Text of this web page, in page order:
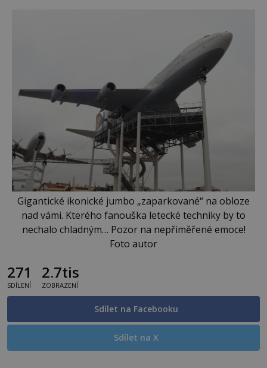
Gigantické ikonické jumbo „zaparkované“ na obloze
nad vámi. Kterého fanouška letecké techniky by to
nechalo chladným… Pozor na nepřiměřené emoce!
Foto autor
271
SDÍLENÍ
2.7tis
ZOBRAZENÍ
Sdílet na Facebooku
Sdílet na X